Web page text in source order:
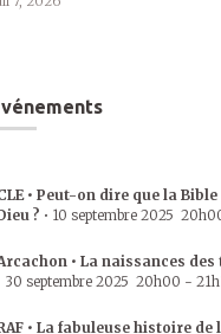
• Peut-on dire que la
? • 10 septembre 2025
• La naissances
30 septembre 2025 20h00 -
• La fabuleuse histoire de